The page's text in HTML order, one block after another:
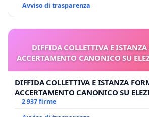
Avviso di trasparenza
DIFFIDA COLLETTIVA E
ACCERTAMENTO CANONICO SU
DIFFIDA COLLETTIVA E ISTANZA
ACCERTAMENTO CANONICO SU
2 937 firme